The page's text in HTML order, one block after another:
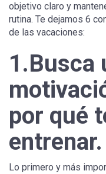
objetivo claro y
rutina. Te dejamos 6
de las vacaciones:
1.Busca
por qué
entrenar.
Lo primero y más